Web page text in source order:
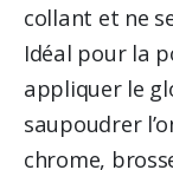
collant et ne
Idéal pour la
appliquer le
saupoudrer
chrome,